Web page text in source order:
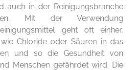
auch in der Reinigungsbranche
Mit der Verwendung
geht oft einher,
Chloride oder Säuren in das
und so die Gesundheit von
Menschen gefährdet wird. Die